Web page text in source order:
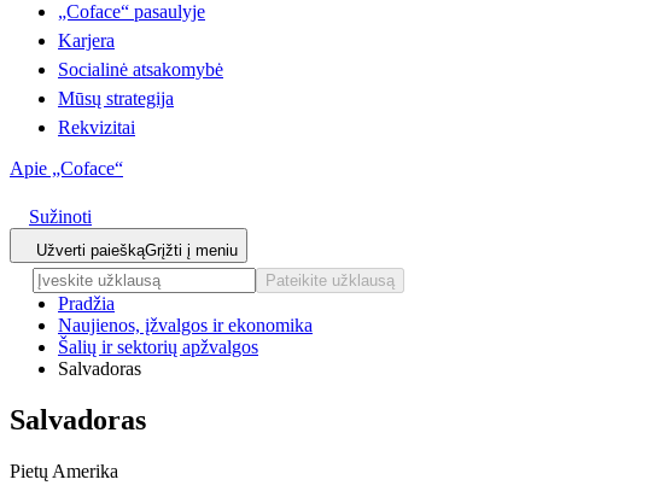
„Coface“ pasaulyje
Karjera
Socialinė atsakomybė
Mūsų strategija
Rekvizitai
Apie „Coface“
Sužinoti
Užverti paieškąGrįžti į meniu
Pateikite užklausą
Pradžia
Naujienos, įžvalgos ir ekonomika
Šalių ir sektorių apžvalgos
Salvadoras
Salvadoras
Pietų Amerika